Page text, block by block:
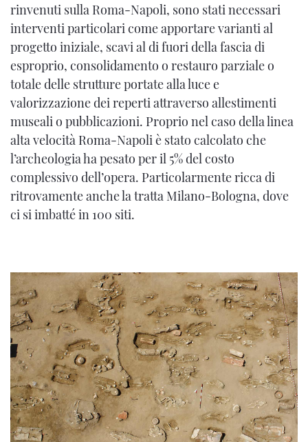
rinvenuti sulla Roma-Napoli, sono stati necessari
interventi particolari come apportare varianti al
progetto iniziale, scavi al di fuori della fascia di
esproprio, consolidamento o restauro parziale o
totale delle strutture portate alla luce e
valorizzazione dei reperti attraverso allestimenti
museali o pubblicazioni. Proprio nel caso della linea
alta velocità Roma-Napoli è stato calcolato che
l’archeologia ha pesato per il 5% del costo
complessivo dell’opera. Particolarmente ricca di
ritrovamente anche la tratta Milano-Bologna, dove
ci si imbatté in 100 siti.